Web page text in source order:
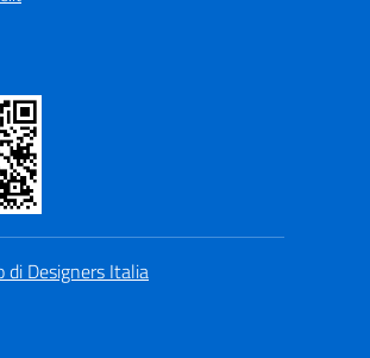
di Designers Italia